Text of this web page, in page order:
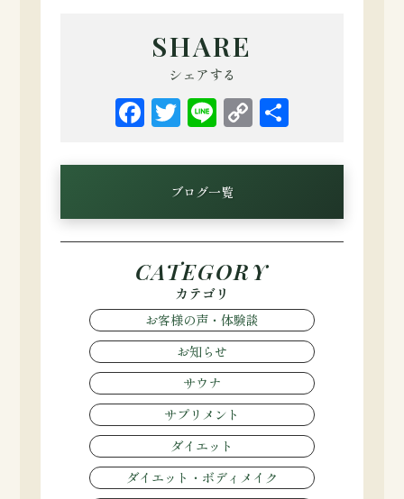
SHARE
シェアする
Facebook
Twitter
LineCopy
ブログ一覧
CATEGORY
カテゴリ
お客様の声・体験談
お知らせ
サウナ
サプリメント
ダイエット
ダイエット・ボディメイク